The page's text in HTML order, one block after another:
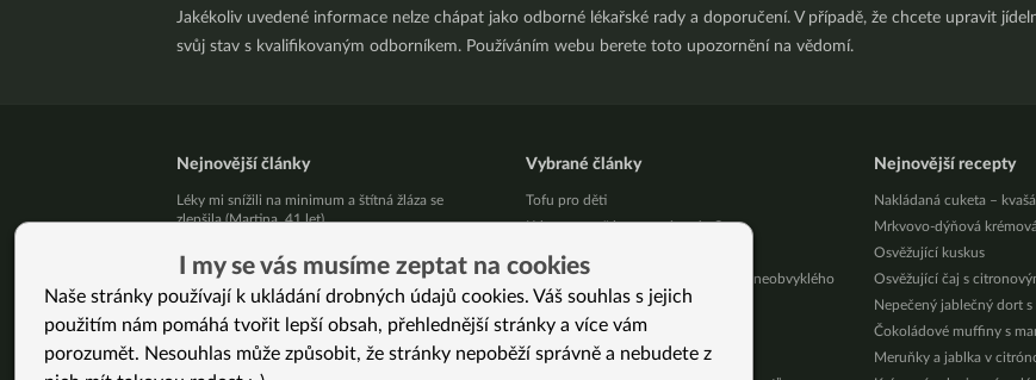
Jakékoliv uvedené informace nelze chápat jako odborné lékařské rady a doporučení. V případě, že chcete upravit
svůj stav s kvalifikovaným odborníkem. Používáním webu berete toto upozornění na vědomí.
Nejnovější články
Léky mi snížili na minimum a štítná žláza se
zlepšila (Martina, 41 let)
Přestaňte bojovat samy se sebou
10 tipů, jak zpracovat letní jablíčka
Už vás unavuje, že někdo pořád řeší, jak byste
měla vypadat?
Vybrané články
Tofu pro děti
Kde ve stravě bereme vitamín C
Kapary – malý poklad v kuchyni
Bolest žaludku po alkoholu není nic neobvyklého
Tři králové a purpurové vykuřování
Jak na babičky
Živý kurz vaření v Brně 25. 8. 2026
Nejnovější recepty
Nakládaná cuketa –
Mrkvovo-dýňová
Osvěžující kuskus
Osvěžující čaj s
Nepečený jablečný dort s
Čokoládové muffiny s
Meruňky a jablka v
I my se vás musíme zeptat na cookies
Naše stránky používají k ukládání drobných údajů cookies. Váš souhlas s jejich
použitím nám pomáhá tvořit lepší obsah, přehlednější stránky a více vám
porozumět. Nesouhlas může způsobit, že stránky nepoběží správně a nebudete z